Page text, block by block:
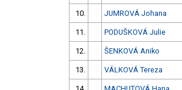
10. JUMROVÁ Johana
11. PODUŠKOVÁ Julie
12. ŠENKOVÁ Aniko
13. VÁLKOVÁ Tereza